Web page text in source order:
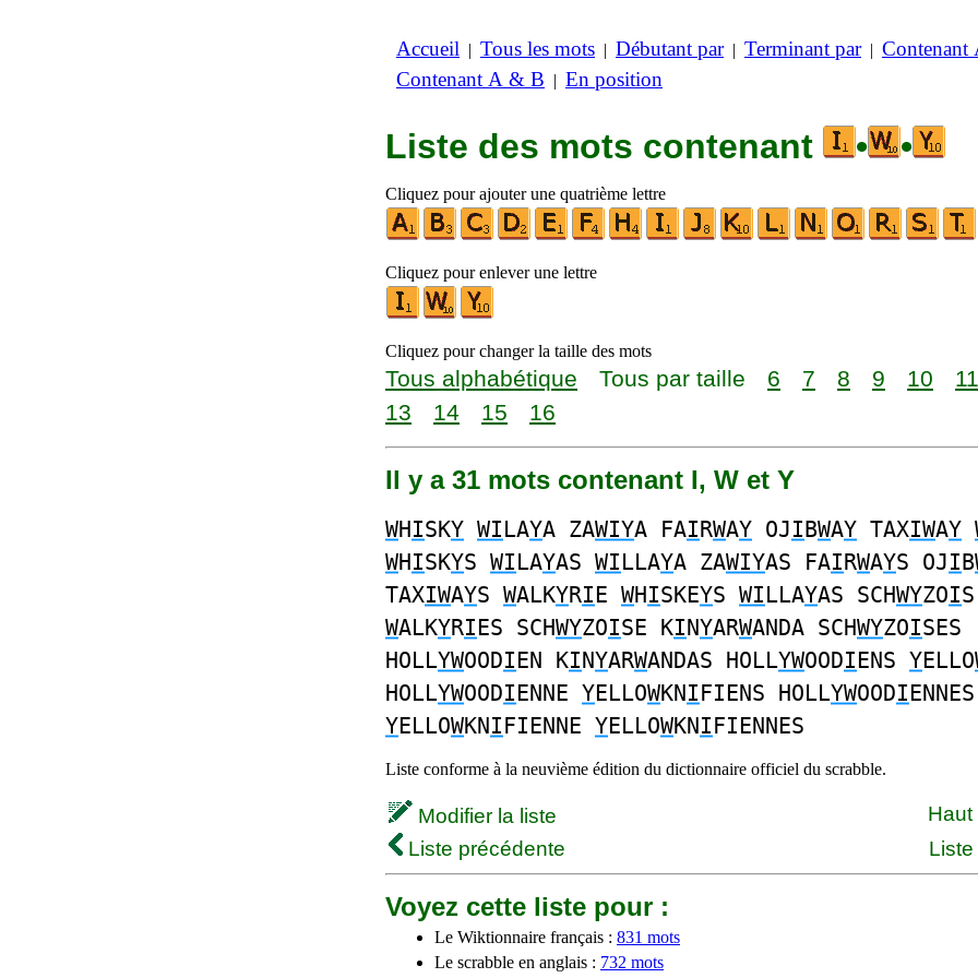
Accueil | Tous les mots | Débutant par| Terminant par| Contenant
Contenant A & B | En position
Liste des mots contenant • •
Cliquez pour ajouter une quatrième lettre
Cliquez pour enlever une lettre
Cliquez pour changer la taille des mots
Tous alphabétique Tous par taille 6 7 8 9 10 11
13
14 15 16
Il y a 31 mots contenant I, W et Y
WHISKY WILAYA ZAWIYA FAIRWAY OJIBWAY TAXIWAY
WHISKYS WILAYAS WILLAYA ZAWIYAS FAIRWAYS OJIB
TAXIWAYS WALKYRIE WHISKEYS WILLAYAS SCHWYZOIS
WALKYRIES SCHWYZOISE KINYARWANDA SCHWYZOISES
HOLLYWOODIEN KINYARWANDAS HOLLYWOODIENS YELLO
HOLLYWOODIENNE YELLOWKNIFIENS HOLLYWOODIENNES
YELLOWKNIFIENNE YELLOWKNIFIENNES
Liste conforme à la neuvième édition du dictionnaire officiel du scrabble.
Modifier la liste
Haut
Liste précédente
Voyez cette liste pour :
Le Wiktionnaire français : 831 mots
Le scrabble en anglais : 732 mots